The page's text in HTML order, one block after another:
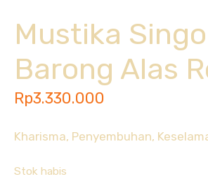
Mustika Singo
Barong Alas
Rp3.330.000
Kharisma, Penyembuhan,
Stok habis